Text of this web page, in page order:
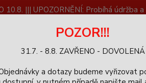
10.8. ||| UPOZORNĚNÍ: Probíhá
Zpětný odběr výrobků
Hledat
POZOR!!!
31.7. - 8.8. ZAVŘENO - DOVOLENÁ
a dotazy budeme vyřizovat